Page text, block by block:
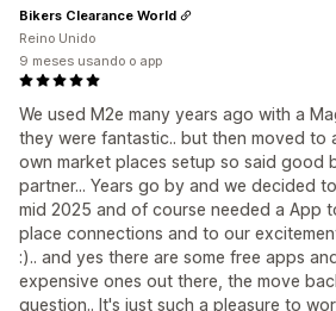
We used M2e many years ago with a
they were fantastic.. but then moved to
own market places setup so said good
partner... Years go by and we decided
mid 2025 and of course needed a App
place connections and to our
:).. and yes there are some free apps
expensive ones out there, the move
question.. It's just such a pleasure to
Bikers Clearance World
Reino Unido
9 meses usando o app